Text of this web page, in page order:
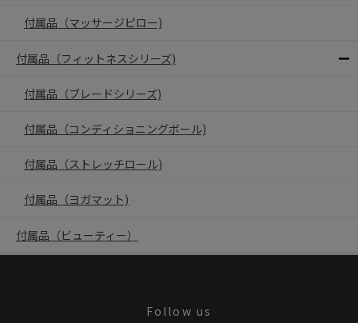
付属品（マッサージピロー)
付属品（フィットネスシリーズ)
付属品（ブレードシリーズ)
付属品（コンディショニングボール)
付属品（ストレッチロール)
付属品（ヨガマット)
付属品（ビューティー）
Follow us